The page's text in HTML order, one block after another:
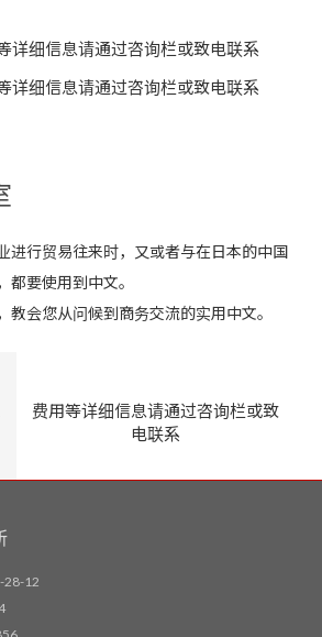
详细信息请通过咨询栏或致电联系
详细信息请通过咨询栏或致电联系
进行贸易往来时，又或者与在日本的中国
都要使用到中文。
教会您从问候到商务交流的实用中文。
费用等详细信息请通过咨询栏或致
电联系
28-12